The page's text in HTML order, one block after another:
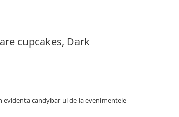
cupcakes, Dark
candybar-ul de la evenimentele